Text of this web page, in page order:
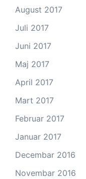
August 2017
Juli 2017
Juni 2017
Maj 2017
April 2017
Mart 2017
Februar 2017
Januar 2017
Decembar 2016
Novembar 2016